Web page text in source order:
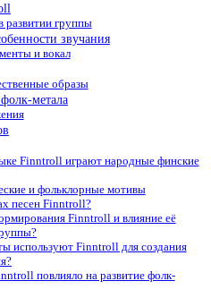
группы
звучания
и вокал
образы
метала
Finntroll играют народные финские
и фольклорные мотивы
песен Finntroll?
Finntroll и влияние её
используют Finntroll для создания
повлияло на развитие фолк-